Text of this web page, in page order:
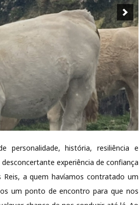
personalidade, história, resiliência e
experiência de confiança
a quem havíamos contratado um
um ponto de encontro para que nos